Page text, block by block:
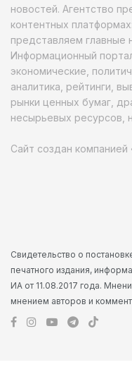
новостей. Агентство
контентных
представляем главные
Информационный
экономические,
аналитика, рейтинги,
рынки ценных бумаг,
несырьевых ресурсов,
Сайт создан компанией
Свидетельство о
печатного издания,
ИА от 11.08.2017 года.
мнением авторов и